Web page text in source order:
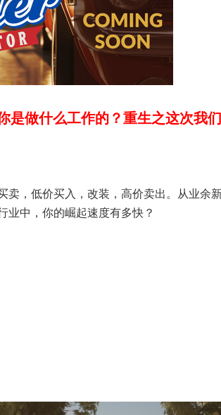
做什么工作的？重生之这次我们
卖，低价买入，改装，高价卖出。从业余
业中，你的崛起速度有多快？